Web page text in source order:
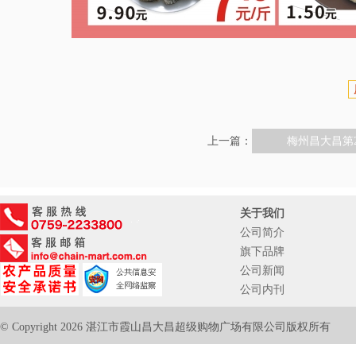
上一篇： 梅州昌大昌第
关于我们
公司简介
旗下品牌
公司新闻
公司内刊
© Copyright 2026 湛江市霞山昌大昌超级购物广场有限公司版权所有